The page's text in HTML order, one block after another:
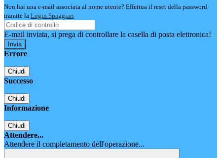
Non hai una e-mail associata al nome utente? Effettua il reset della password
tramite la Login Spaggiari
E-mail inviata, si prega di controllare la casella di posta elettronica!
Errore
Chiudi
Successo
Chiudi
Informazione
Chiudi
Attendere...
Attendere il completamento dell'operazione...